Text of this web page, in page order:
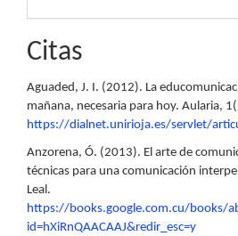
Citas
Aguaded, J. I. (2012). La
mañana, necesaria para hoy. Aularia,
https://dialnet.unirioja.es/servlet/
Anzorena, Ó. (2013). El arte de
técnicas para una comunicación
Leal.
https://books.google.com.cu/books/
id=hXiRnQAACAAJ&redir_esc=y